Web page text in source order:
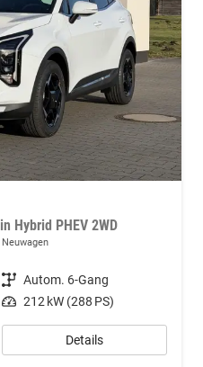
Hybrid PHEV 2WD
Neuwagen
Getriebe Autom. 6-Gang
Leistung 212 kW (288 PS)
Details